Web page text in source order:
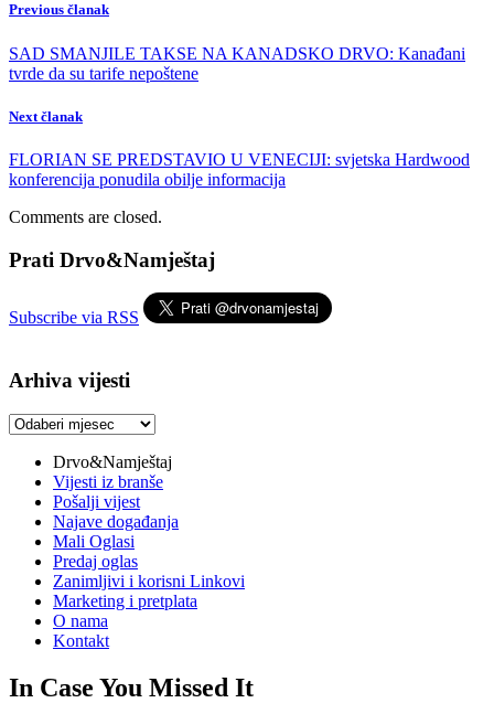
Previous članak
SAD SMANJILE TAKSE NA KANADSKO DRVO: Kanađani
tvrde da su tarife nepoštene
Next članak
FLORIAN SE PREDSTAVIO U VENECIJI: svjetska Hardwood
konferencija ponudila obilje informacija
Comments are closed.
Prati Drvo&Namještaj
Subscribe via RSS
Arhiva vijesti
Arhiva
Drvo&Namještaj
Vijesti iz branše
Pošalji vijest
Najave događanja
Mali Oglasi
Predaj oglas
Zanimljivi i korisni Linkovi
Marketing i pretplata
O nama
Kontakt
In Case You Missed It